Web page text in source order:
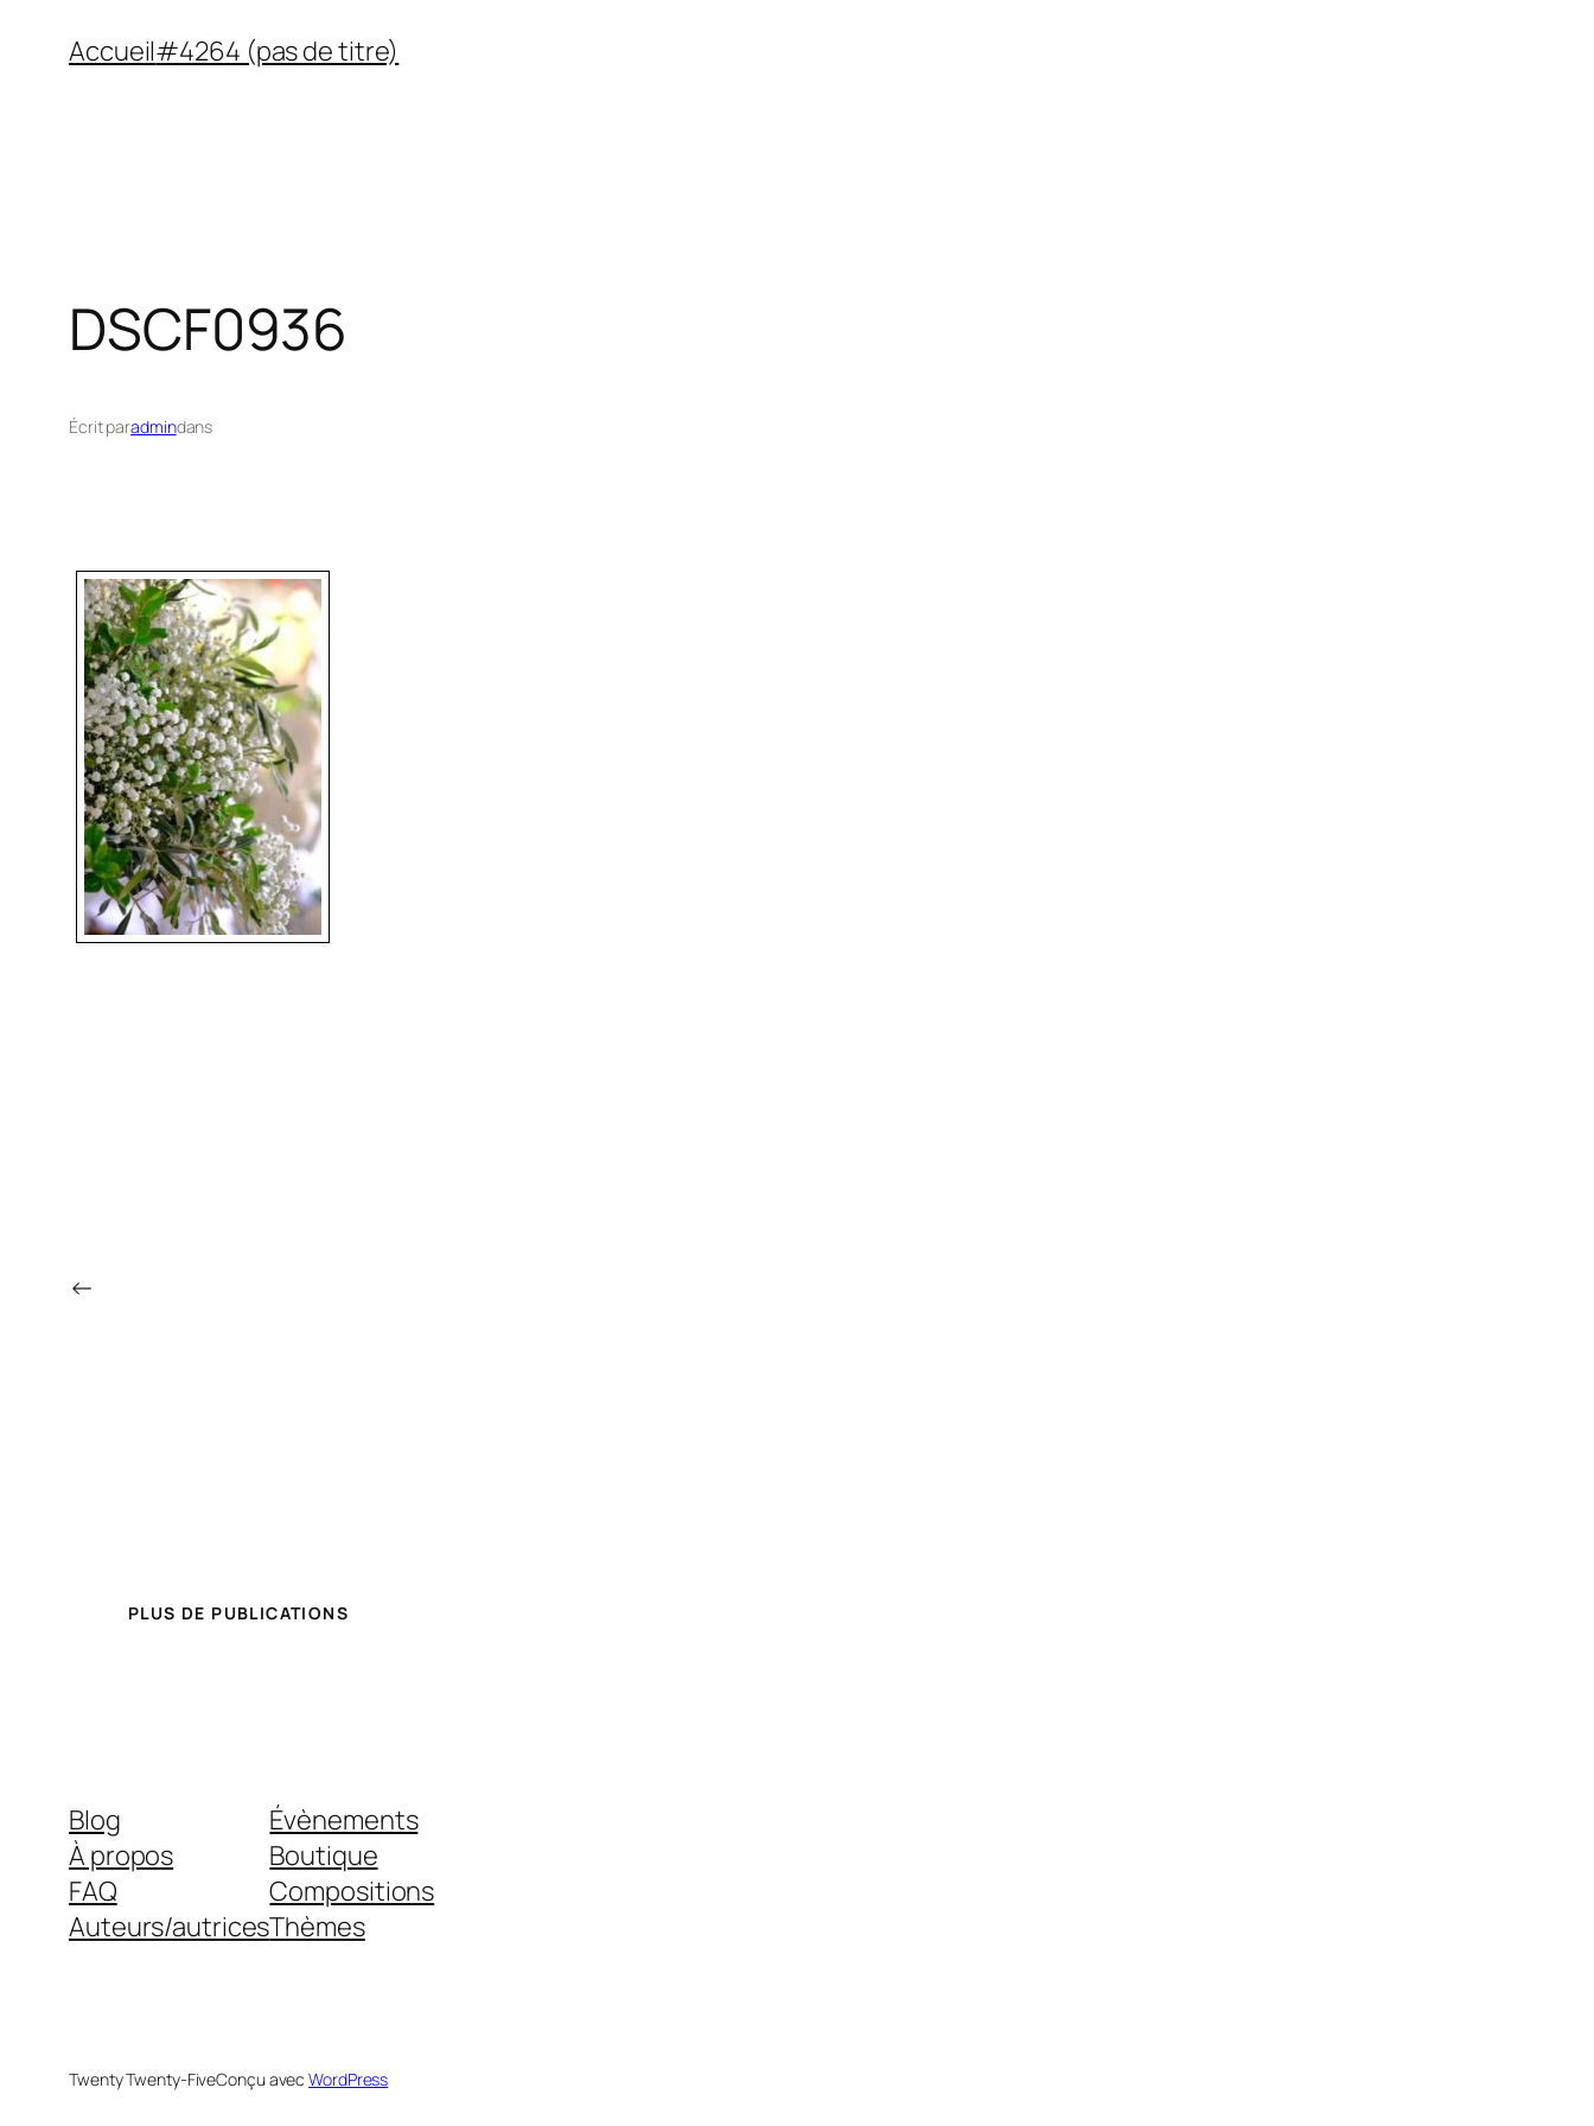
Accueil#4264 (pas de titre)
DSCF0936
Écrit paradmindans
←
PLUS DE PUBLICATIONS
Blog
À propos
FAQ
Auteurs/autrices
Évènements
Boutique
Compositions
Thèmes
Twenty Twenty-FiveConçu avecWordPress